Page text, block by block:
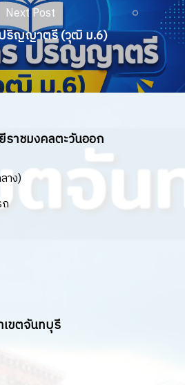
Next Post
ริญญาตรี (วุฒิ ม.6)
ราชมงคลตะวันออก
าง)
เขตจันทบุรี